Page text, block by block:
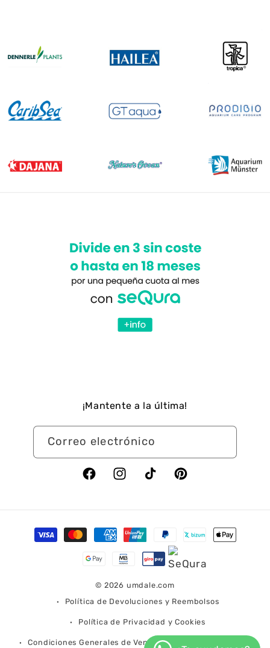
¡Mantente a la última!
Correo electrónico
FacebookInstagramTikTok Pinterest
Formas
de
© 2026 umdale.com
Política de Devoluciones y Reembolsos
Política de Privacidad y Cookies
Condiciones Generales de Venta Condiciones de Envío